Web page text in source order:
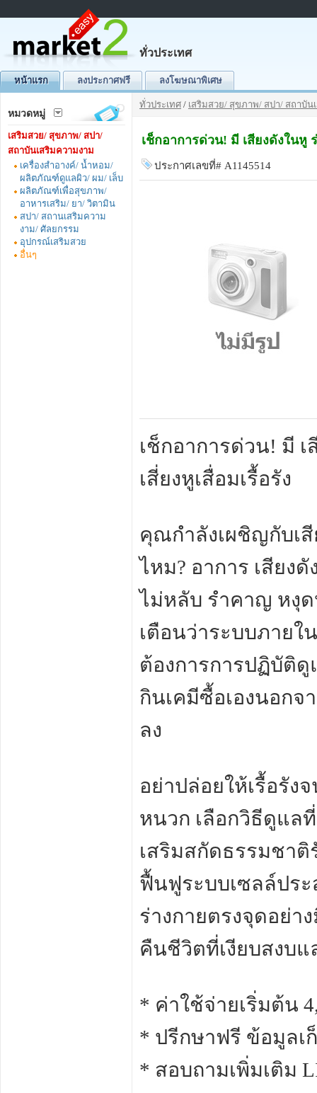
ทั่วประเทศ
หน้าแรก ลงประกาศฟรี ลงโฆษณาพิเศษ
หมวดหมู่
เสริมสวย/ สุขภาพ/ สปา/
สถาบันเสริมความงาม
เครื่องสำอางค์/ น้ำหอม/
ผลิตภัณฑ์ดูแลผิว/ ผม/ เล็บ
ผลิตภัณฑ์เพื่อสุขภาพ/
อาหารเสริม/ ยา/ วิตามิน
สปา/ สถานเสริมความ
งาม/ ศัลยกรรม
อุปกรณ์เสริมสวย
อื่นๆ
ทั่วประเทศ / เสริมสวย/ สุขภาพ/ สปา/ สถาบัน
เช็กอาการด่วน! มี เสียงดังในหู
ประกาศเลขที่# A1145514
เช็กอาการด่วน! มี
เสี่ยงหูเสื่อมเรื้อรัง
คุณกำลังเผชิญกับเสี
ไหม? อาการ เสียง
ไม่หลับ รำคาญ หงุ
เตือนว่าระบบภาย
ต้องการการปฏิบัติดู
กินเคมีซื้อเองนอกจ
ลง
อย่าปล่อยให้เรื้อรัง
หนวก เลือกวิธีดูแล
เสริมสกัดธรรมชา
ฟื้นฟูระบบเซลล์ปร
ร่างกายตรงจุดอย่า
คืนชีวิตที่เงียบสงบ
* ค่าใช้จ่ายเริ่มต้น
* ปรีกษาฟรี ข้อมูลเ
* สอบถามเพิ่มเติม